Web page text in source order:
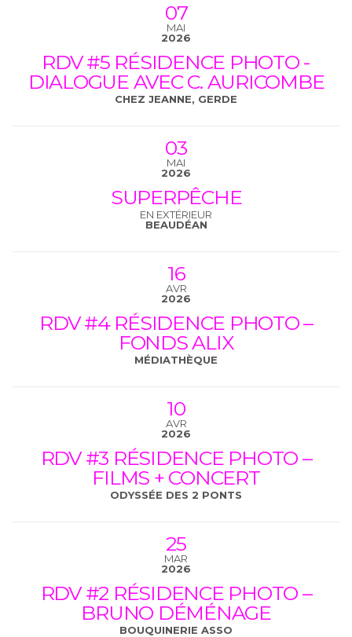
07
MAI
2026
RDV #5 RÉSIDENCE PHOTO -
DIALOGUE AVEC C. AURICOMBE
CHEZ JEANNE, GERDE
03
MAI
2026
SUPERPÊCHE
EN EXTÉRIEUR
BEAUDÉAN
16
AVR
2026
RDV #4 RÉSIDENCE PHOTO –
FONDS ALIX
MÉDIATHÈQUE
10
AVR
2026
RDV #3 RÉSIDENCE PHOTO –
FILMS + CONCERT
ODYSSÉE DES 2 PONTS
25
MAR
2026
RDV #2 RÉSIDENCE PHOTO –
BRUNO DÉMÉNAGE
BOUQUINERIE ASSO